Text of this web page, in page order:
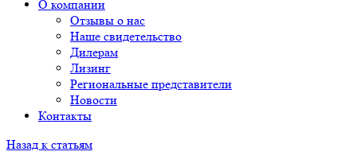
О компании
Отзывы о нас
Наше свидетельство
Дилерам
Лизинг
Региональные представители
Новости
Контакты
Назад к статьям